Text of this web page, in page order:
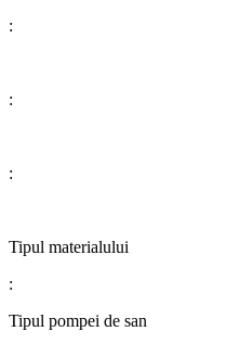
:
:
:
​​​​​​​​​​​​​​Tipul materialului
:
​​​​​​​​​​​​​​Tipul pompei de san